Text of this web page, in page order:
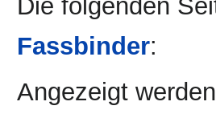
Die folgenden
Fassbinder:
Angezeigt